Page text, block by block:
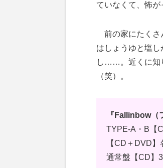
ていなくて、怖が
前の家にたくさ
はしょうゆと塩
し……。近くに知
（笑）。
『Fallinbow（
TYPE-A・B【
【CD＋DVD】
通常盤【CD】